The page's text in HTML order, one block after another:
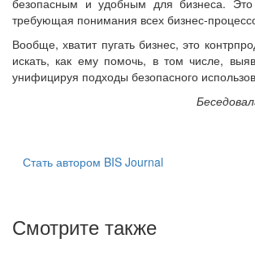
требующая понимания всех бизнес-
Вообще, хватит пугать бизнес, это
искать, как ему помочь, в том числе,
унифицируя подходы безопасного
Стать автором BIS Journal
Смотрите также